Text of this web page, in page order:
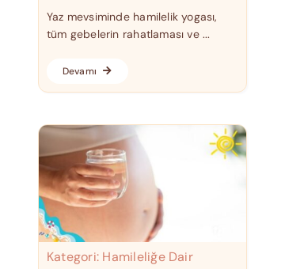
Yaz mevsiminde hamilelik yogası,
tüm gebelerin rahatlaması ve ...
Devamı
Kategori: Hamileliğe Dair